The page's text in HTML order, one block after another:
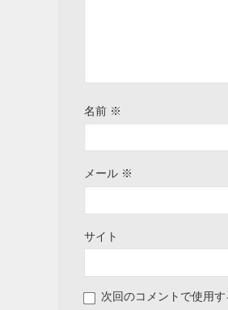
名前 ※
メール ※
サイト
次回のコメントで使用